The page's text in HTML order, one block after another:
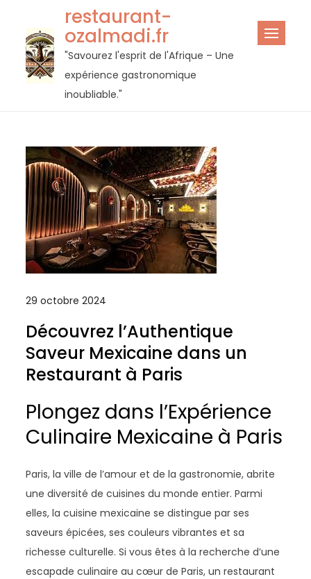
contenu
restaurant-
ozalmadi.fr
"Savourez l'esprit de l'Afrique – Une
expérience gastronomique
inoubliable."
29 octobre 2024
Découvrez l’Authentique
Saveur Mexicaine dans un
Restaurant à Paris
Plongez dans l’Expérience
Culinaire Mexicaine à Paris
Paris, la ville de l’amour et de la gastronomie, abrite
une diversité de cuisines du monde entier. Parmi
elles, la cuisine mexicaine se distingue par ses
saveurs épicées, ses couleurs vibrantes et sa
richesse culturelle. Si vous êtes à la recherche d’une
escapade culinaire au cœur de Paris, un restaurant